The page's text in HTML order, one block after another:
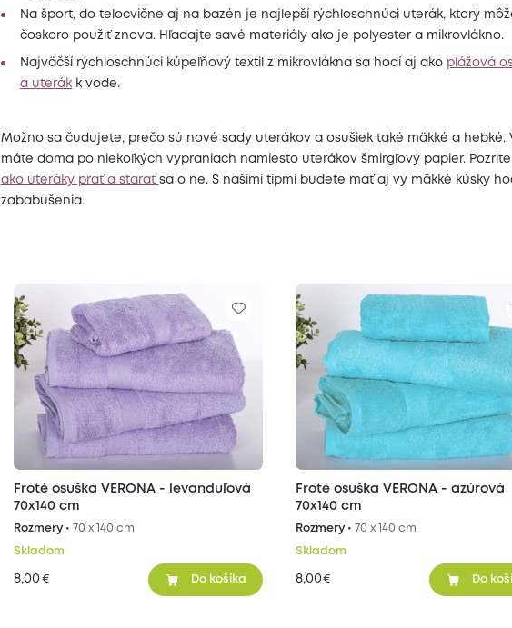
Na šport, do telocvične aj na bazén je najlepší rýchloschnúci uterák, ktorý
čoskoro použiť znova. Hľadajte savé materiály ako je polyester a mikrovlákno.
Najväčší rýchloschnúci kúpeľňový textil z mikrovlákna sa hodí aj ako plážová
a uterák k vode.
Možno sa čudujete, prečo sú nové sady uterákov a osušiek také mäkké a hebké.
máte doma po niekoľkých vypraniach namiesto uterákov šmirgľový papier. Pozrite
ako uteráky prať a starať sa o ne. S našimi tipmi budete mať aj vy mäkké kúsky
zababušenia.
Froté osuška VERONA - levanduľová
70x140 cm
Rozmery • 70 x 140 cm
Skladom
8,00 € Do košíka
Froté osuška VERONA - azúrová
70x140 cm
Rozmery • 70 x 140 cm
Skladom
8,00 € Do